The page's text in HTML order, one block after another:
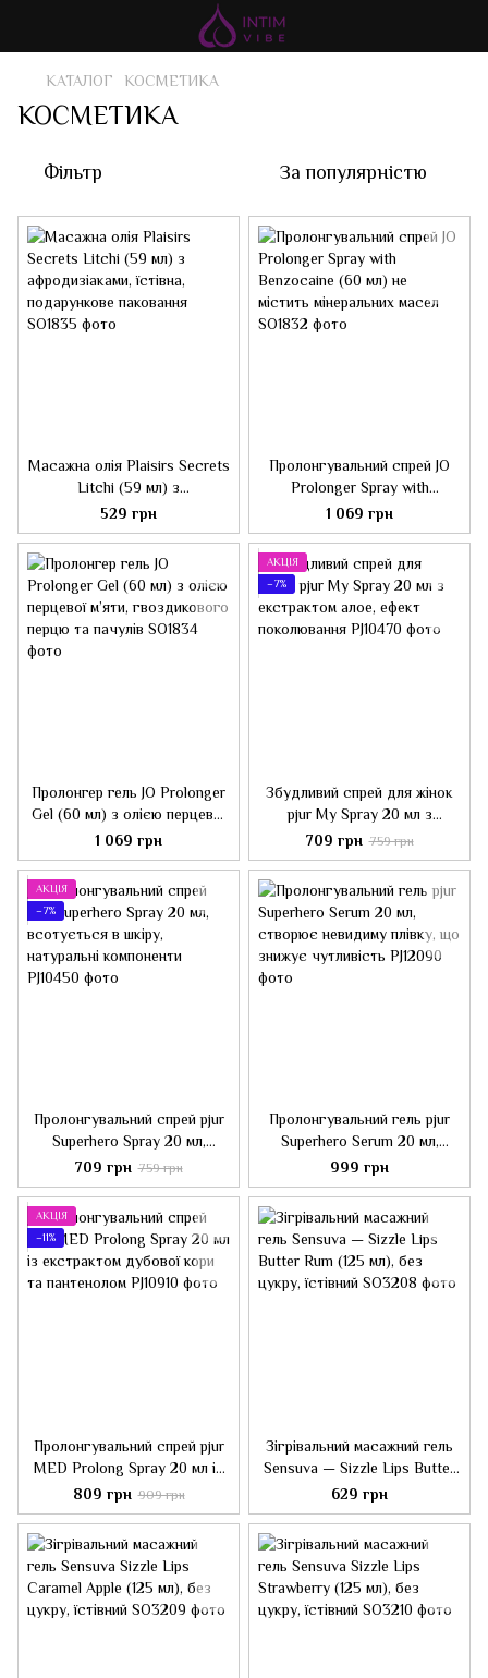
КАТАЛОГ КОСМЕТИКА
КОСМЕТИКА
Фільтр За популярністю
Масажна олія Plaisirs Secrets
Litchi (59 мл) з
афродизіаками, їстівна,
подарункове паковання
529 грн
Пролонгувальний спрей JO
Prolonger Spray with
Benzocaine (60 мл) не
містить мінеральних масел
1 069 грн
Пролонгер гель JO Prolonger
Gel (60 мл) з олією перцевої
м’яти, гвоздикового перцю
та пачулів
1 069 грн
АКЦІЯ
−7%
Збудливий спрей для жінок
pjur My Spray 20 мл з
екстрактом алое, ефект
поколювання
709 грн 759 грн
АКЦІЯ
−7%
Пролонгувальний спрей pjur
Superhero Spray 20 мл,
всотується в шкіру,
натуральні компоненти
709 грн 759 грн
Пролонгувальний гель pjur
Superhero Serum 20 мл,
створює невидиму плівку, що
знижує чутливість
999 грн
АКЦІЯ
−11%
Пролонгувальний спрей pjur
MED Prolong Spray 20 мл із
екстрактом дубової кори та
пантенолом
809 грн 909 грн
Зігрівальний масажний гель
Sensuva — Sizzle Lips Butter
Rum (125 мл), без цукру,
їстівний
629 грн